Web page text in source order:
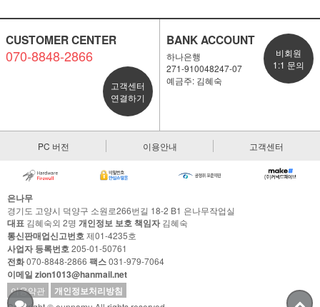
CUSTOMER CENTER
070-8848-2866
고객센터
연결하기
BANK ACCOUNT
하나은행
271-910048247-07
예금주: 김혜숙
비회원
1:1 문의
PC 버전 이용안내 고객센터
은나무
경기도 고양시 덕양구 소원로266번길 18-2 B1 은나무작업실
대표 김혜숙외 2명 개인정보 보호 책임자김혜숙
통신판매업신고번호제01-4235호
사업자 등록번호205-01-50761
전화070-8848-2866 팩스031-979-7064
이메일 zion1013@hanmail.net
이용약관 개인정보처리방침